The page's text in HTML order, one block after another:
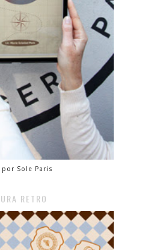
Sole Paris
RETRO